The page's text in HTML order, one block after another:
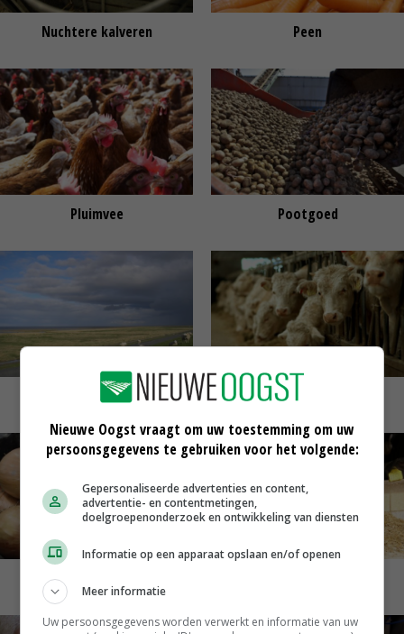
Nuchtere kalveren Peen
Pluimvee Pootgoed
Schapen Slachtrunderen
Nieuwe Oogst vraagt om uw toestemming om uw
persoonsgegevens te gebruiken voor het volgende:
Gepersonaliseerde advertenties en content,
advertentie- en contentmetingen,
doelgroepenonderzoek en ontwikkeling van diensten
Informatie op een apparaat opslaan en/of openen
Meer informatie
Uw persoonsgegevens worden verwerkt en informatie van uw